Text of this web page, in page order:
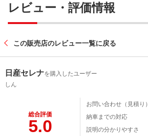
レビュー・評価情報
この販売店のレビュー一覧に戻る
日産セレナを購入したユーザー
しん
総合評価
5.0
お問い合わせ（見積り）
納車までの対応
説明の分かりやすさ